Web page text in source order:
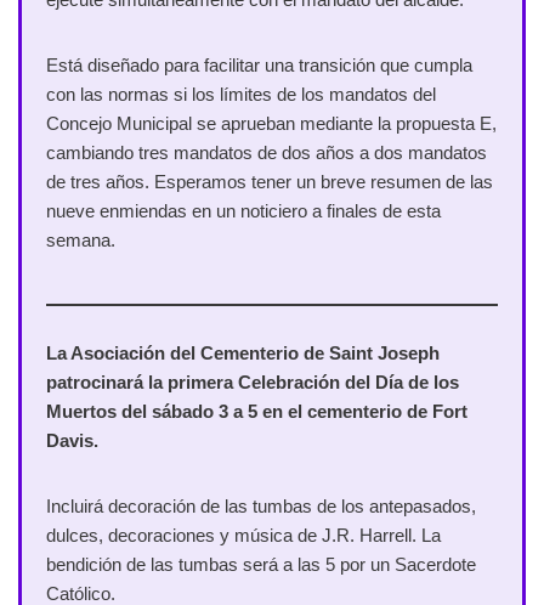
Está diseñado para facilitar una transición que cumpla
con las normas si los límites de los mandatos del
Concejo Municipal se aprueban mediante la propuesta E,
cambiando tres mandatos de dos años a dos mandatos
de tres años. Esperamos tener un breve resumen de las
nueve enmiendas en un noticiero a finales de esta
semana.
La Asociación del Cementerio de Saint Joseph
patrocinará la primera Celebración del Día de los
Muertos del sábado 3 a 5 en el cementerio de Fort
Davis.
Incluirá decoración de las tumbas de los antepasados,
dulces, decoraciones y música de J.R. Harrell. La
bendición de las tumbas será a las 5 por un Sacerdote
Católico.